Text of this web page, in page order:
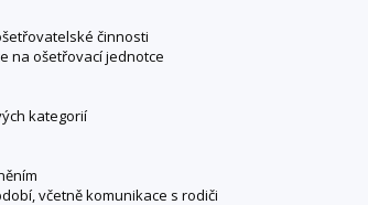
činnosti
na ošetřovací jednotce
kategorií
včetně komunikace s rodiči